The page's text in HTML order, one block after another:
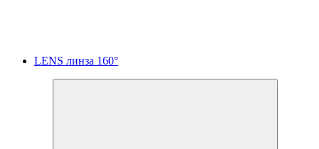
LENS линза 160°